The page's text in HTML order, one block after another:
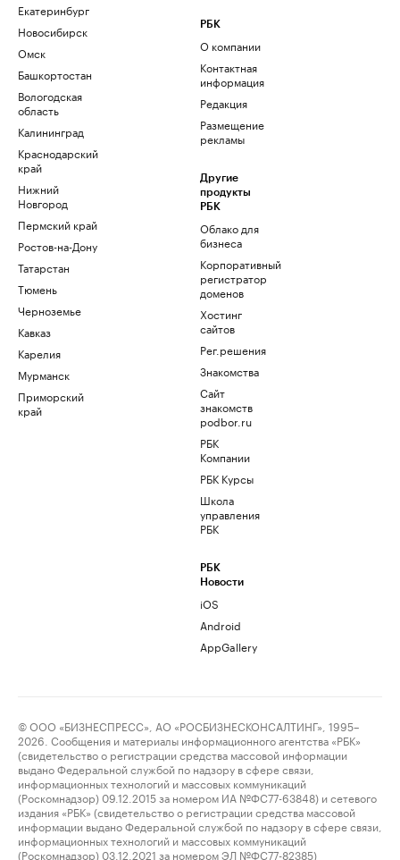
Екатеринбург
Новосибирск
Омск
Башкортостан
Вологодская
область
Калининград
Краснодарский
край
Нижний
Новгород
Пермский край
Ростов-на-Дону
Татарстан
Тюмень
Черноземье
Кавказ
Карелия
Мурманск
Приморский
край
РБК
О компании
Контактная
информация
Редакция
Размещение
рекламы
Другие
продукты
РБК
Облако для
бизнеса
Корпоративный
регистратор
доменов
Хостинг
сайтов
Рег.решения
Знакомства
Сайт
знакомств
podbor.ru
РБК
Компании
РБК Курсы
Школа
управления
РБК
РБК
Новости
iOS
Android
AppGallery
© ООО «БИЗНЕСПРЕСС», АО «РОСБИЗНЕСКОНСАЛТИНГ», 1995–
2026. Сообщения и материалы информационного агентства «РБК»
(свидетельство о регистрации средства массовой информации
выдано Федеральной службой по надзору в сфере связи,
информационных технологий и массовых коммуникаций
(Роскомнадзор) 09.12.2015 за номером ИА №ФС77-63848) и сетевого
издания «РБК» (свидетельство о регистрации средства массовой
информации выдано Федеральной службой по надзору в сфере связи,
информационных технологий и массовых коммуникаций
(Роскомнадзор) 03.12.2021 за номером ЭЛ №ФС77-82385)